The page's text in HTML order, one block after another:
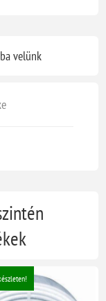
velünk